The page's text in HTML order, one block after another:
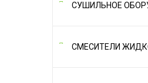
СУШИЛЬНОЕ
СМЕСИТЕЛИ